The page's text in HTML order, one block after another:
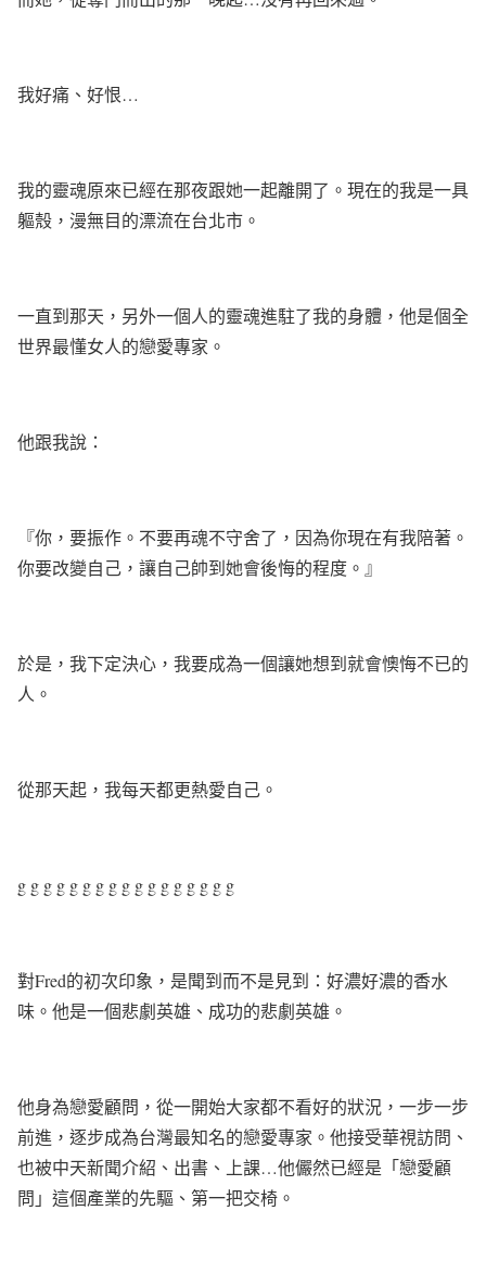
我好痛、好恨…
我的靈魂原來已經在那夜跟她一起離開了。現在的我是一具
軀殼，漫無目的漂流在台北市。
一直到那天，另外一個人的靈魂進駐了我的身體，他是個全
世界最懂女人的戀愛專家。
他跟我說：
『你，要振作。不要再魂不守舍了，因為你現在有我陪著。
你要改變自己，讓自己帥到她會後悔的程度。』
於是，我下定決心，我要成為一個讓她想到就會懊悔不已的
人。
從那天起，我每天都更熱愛自己。
g g g g g g g g g g g g g g g g g
對Fred的初次印象，是聞到而不是見到： 好濃好濃的香水
味。他是一個悲劇英雄、成功的悲劇英雄。
他身為戀愛顧問，從一開始大家都不看好的狀況，一步一步
前進，逐步成為台灣最知名的戀愛專家。他接受華視訪問、
也被中天新聞介紹、出書、上課…他儼然已經是「戀愛顧
問」這個產業的先驅、第一把交椅。